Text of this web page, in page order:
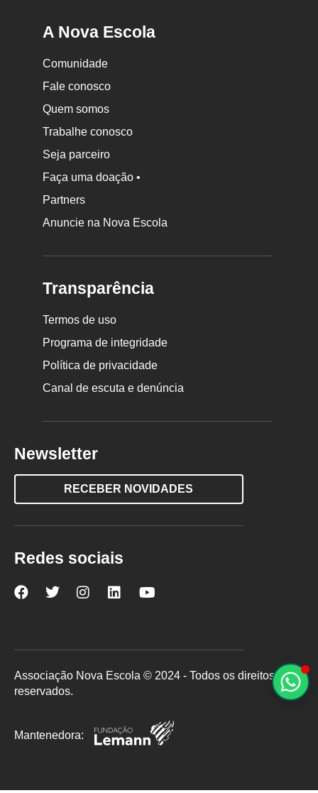
A Nova Escola
Comunidade
Fale conosco
Quem somos
Trabalhe conosco
Seja parceiro
Faça uma doação •
Partners
Anuncie na Nova Escola
Transparência
Termos de uso
Programa de integridade
Política de privacidade
Canal de escuta e denúncia
Newsletter
RECEBER NOVIDADES
Redes sociais
Nova
Facebook
Nova
Twitter
Nova
Instagram
Nova
LinkedInYouTube
Associação Nova Escola © 2024 - Todos os direitos
reservados.
Mantenedora: